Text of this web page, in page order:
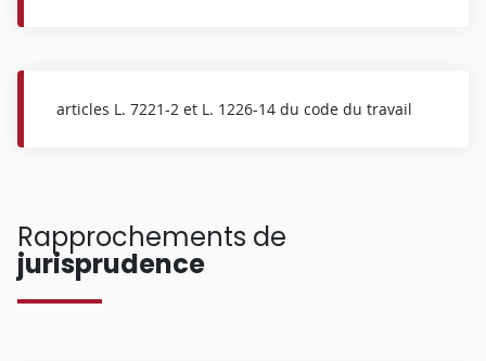
articles L. 7221-2 et L. 1226-14 du code du travail
Rapprochements de
jurisprudence